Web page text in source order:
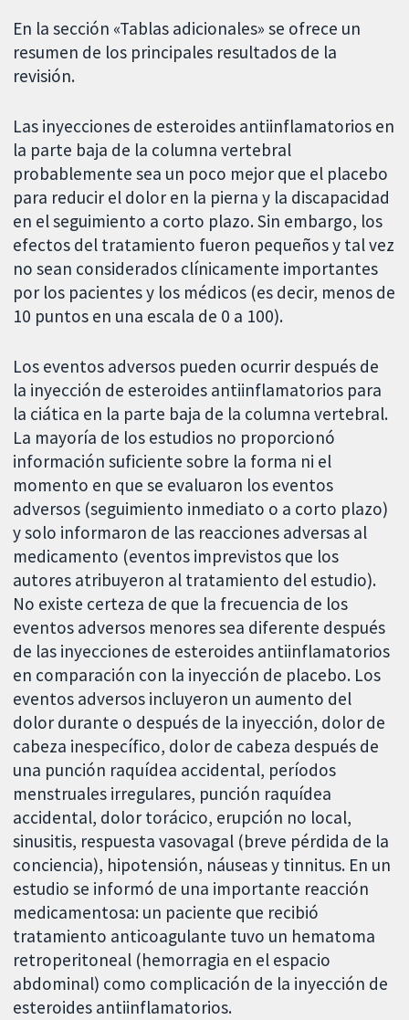
En la sección «Tablas adicionales» se ofrece un
resumen de los principales resultados de la
revisión.
Las inyecciones de esteroides antiinflamatorios en
la parte baja de la columna vertebral
probablemente sea un poco mejor que el placebo
para reducir el dolor en la pierna y la discapacidad
en el seguimiento a corto plazo. Sin embargo, los
efectos del tratamiento fueron pequeños y tal vez
no sean considerados clínicamente importantes
por los pacientes y los médicos (es decir, menos de
10 puntos en una escala de 0 a 100).
Los eventos adversos pueden ocurrir después de
la inyección de esteroides antiinflamatorios para
la ciática en la parte baja de la columna vertebral.
La mayoría de los estudios no proporcionó
información suficiente sobre la forma ni el
momento en que se evaluaron los eventos
adversos (seguimiento inmediato o a corto plazo)
y solo informaron de las reacciones adversas al
medicamento (eventos imprevistos que los
autores atribuyeron al tratamiento del estudio).
No existe certeza de que la frecuencia de los
eventos adversos menores sea diferente después
de las inyecciones de esteroides antiinflamatorios
en comparación con la inyección de placebo. Los
eventos adversos incluyeron un aumento del
dolor durante o después de la inyección, dolor de
cabeza inespecífico, dolor de cabeza después de
una punción raquídea accidental, períodos
menstruales irregulares, punción raquídea
accidental, dolor torácico, erupción no local,
sinusitis, respuesta vasovagal (breve pérdida de la
conciencia), hipotensión, náuseas y tinnitus. En un
estudio se informó de una importante reacción
medicamentosa: un paciente que recibió
tratamiento anticoagulante tuvo un hematoma
retroperitoneal (hemorragia en el espacio
abdominal) como complicación de la inyección de
esteroides antiinflamatorios.